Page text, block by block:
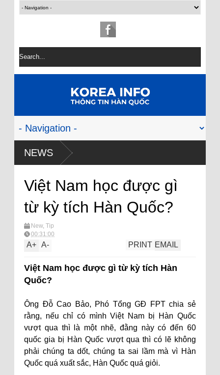
NEWS
Việt Nam học được gì
từ kỳ tích Hàn Quốc?
New, Tip
00:31:00
A+ A- EMAIL
PRINT
Việt Nam học được gì từ kỳ tích Hàn
Quốc?
Ông Đỗ Cao Bảo, Phó Tổng GĐ FPT chia sẻ
rằng, nếu chỉ có mình Việt Nam bị Hàn Quốc
vượt qua thì là một nhẽ, đằng này có đến 60
quốc gia bị Hàn Quốc vượt qua thì có lẽ không
phải chúng ta dốt, chúng ta sai lầm mà vì Hàn
Quốc quá xuất sắc, Hàn Quốc quá giỏi.